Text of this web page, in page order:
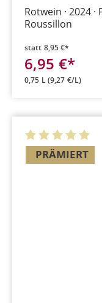
Rotwein 2024
Roussillon
statt 8,95 €*
6,95 €*
0,75 L(9,27 €/L)
PRÄMIERT